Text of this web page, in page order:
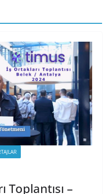
Toplantısı –